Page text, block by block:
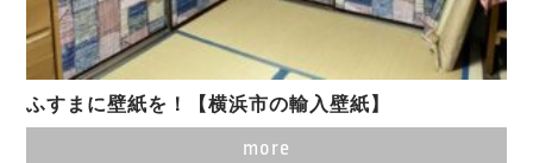
ふすまに壁紙を！【横浜市の輸入壁紙】
more